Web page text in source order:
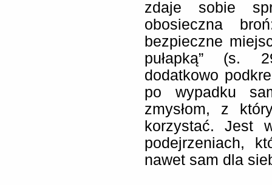
zdaje sobie
obosieczna
bezpieczne
pułapką” (s.
dodatkowo
po wypadku
zmysłom, z
korzystać. Jest
podejrzeniach,
nawet sam dla